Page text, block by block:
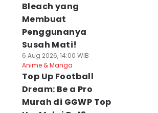
Bleach yang
Membuat
Penggunanya
Susah Mati!
6 Aug 2026, 14:00 WIB
Anime & Manga
Top Up Football
Dream: Be a Pro
Murah di GGWP Top